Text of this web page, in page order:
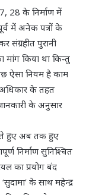
28 के निर्माण में
में अनेक पत्रों के
संग्रहीत पुरानी
मांग किया था किन्तु
ऐसा नियम है काम
के तहत
के अनुसार
हुए अब तक हुए
निर्माण सुनिश्चित
का प्रयोग बंद
के साथ महेन्द्र